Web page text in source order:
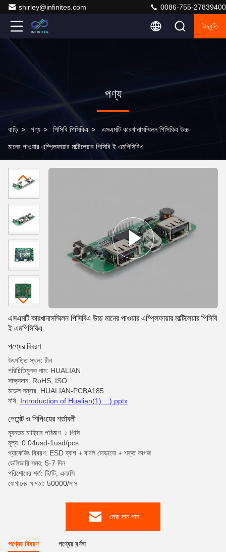
shirley@infinites.com 0086-755-27839400
উদ্ধৃতি
পণ্য
বাড়ি > পণ্য > পিসিবি পিসিবিএ > এসএমটি কারখানাসম্মিলন পিসিবিএ উচ্চ
মানের পাওয়ার এম্প্লিফায়ার মাল্টিলেয়ার পিসিবি ই এমপিসিবিএ
এসএমটি কারখানাসম্মিলন পিসিবিএ উচ্চ মানের পাওয়ার এম্প্লিফায়ার মাল্টিলেয়ার পিসিবি
ই এমপিসিবিএ
পণ্যের বিবরণ
উৎপত্তি স্থল: চীন
পরিচিতিমুলক নাম: HUALIAN
সাক্ষ্যদান: RoHS, ISO
মডেল নম্বার: HUALIAN-PCBA185
নথি: Introduction of Hualian(1)....).pptx
পেমেন্ট ও শিপিংয়ের শর্তাবলী
ন্যূনতম চাহিদার পরিমাণ: ১ পিসি
মূল্য: 0.04usd-1usd/pcs
প্যাকেজিং বিবরণ: ESD ব্যাগ + বাবল মোড়ানো + শক্ত কাগজ
ডেলিভারি সময়: 5-7 দিন
পরিশোধের শর্ত: টি/টি, এল/সি
যোগানের ক্ষমতা: 50000/মাস
সেরা দাম পান
পণ্যের বিবরণ পণ্যের বর্ণনা